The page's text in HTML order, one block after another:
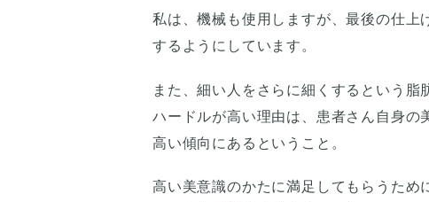
私は、機械も使用しますが、最後の仕上
するようにしています。
また、細い人をさらに細くするという脂
ハードルが高い理由は、患者さん自身の
高い傾向にあるということ。
高い美意識のかたに満足してもらうため